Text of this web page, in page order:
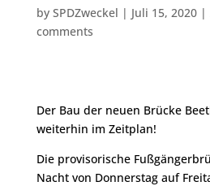
by SPDZweckel | Juli 15, 2020|
comments
Der Bau der neuen Brücke
weiterhin im Zeitplan!
Die provisorische
Nacht von Donnerstag auf